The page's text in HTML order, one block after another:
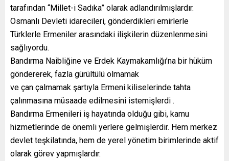
tarafından “Millet-i Sadıka” olarak adlandırılmışlardır.
Osmanlı Devleti idarecileri, gönderdikleri emirlerle
Türklerle Ermeniler arasındaki ilişkilerin düzenlenmesini
sağlıyordu.
Bandırma Naibliğine ve Erdek Kaymakamlığı’na bir hüküm
göndererek, fazla gürültülü olmamak
ve çan çalmamak şartıyla Ermeni kiliselerinde tahta
çalınmasına müsaade edilmesini istemişlerdi .
Bandırma Ermenileri iş hayatında olduğu gibi, kamu
hizmetlerinde de önemli yerlere gelmişlerdir. Hem merkez
devlet teşkilatında, hem de yerel yönetim birimlerinde aktif
olarak görev yapmışlardır.